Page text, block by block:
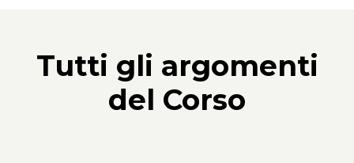
Tutti gli argomenti
del Corso